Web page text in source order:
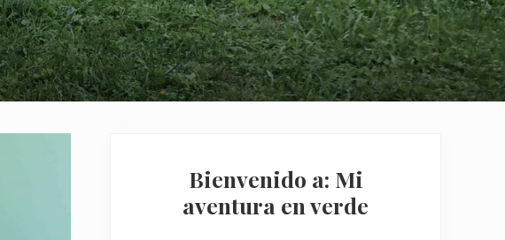
principal
Bienvenido a: Mi
aventura en verde